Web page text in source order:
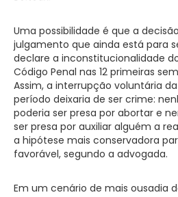
Uma possibilidade é que a
julgamento que ainda está para
declare a inconstitucionalidade
Código Penal nas 12 primeiras
Assim, a interrupção voluntária
período deixaria de ser crime:
poderia ser presa por abortar e
ser presa por auxiliar alguém a
a hipótese mais conservadora
favorável, segundo a advogada.
Em um cenário de mais ousadia